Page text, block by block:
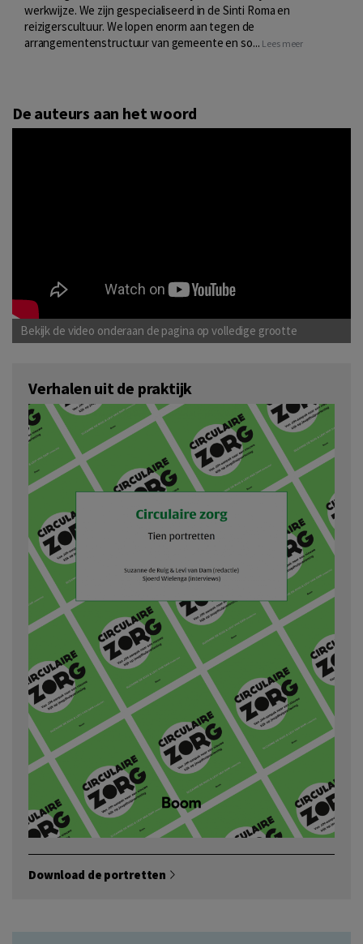
werkwijze. We zijn gespecialiseerd in de Sinti Roma en
reizigerscultuur. We lopen enorm aan tegen de
arrangementenstructuur van gemeente en so... Lees meer
De auteurs aan het woord
Bekijk de video onderaan de pagina op volledige grootte
Verhalen uit de praktijk
Download de portretten